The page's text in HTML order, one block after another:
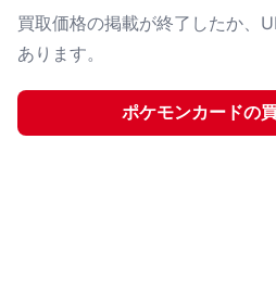
買取価格の掲載が終了したか、
あります。
ポケモンカードの